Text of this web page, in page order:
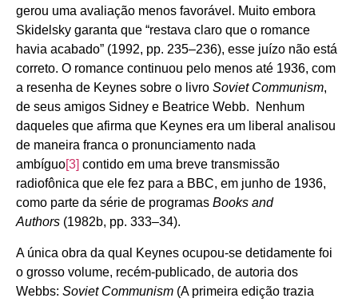
gerou uma avaliação menos favorável. Muito embora
Skidelsky garanta que “restava claro que o romance
havia acabado” (1992, pp. 235–236), esse juízo não está
correto. O romance continuou pelo menos até 1936, com
a resenha de Keynes sobre o livro Soviet Communism,
de seus amigos Sidney e Beatrice Webb. Nenhum
daqueles que afirma que Keynes era um liberal analisou
de maneira franca o pronunciamento nada
ambíguo[3] contido em uma breve transmissão
radiofônica que ele fez para a BBC, em junho de 1936,
como parte da série de programas Books and
Authors (1982b, pp. 333–34).
A única obra da qual Keynes ocupou-se detidamente foi
o grosso volume, recém-publicado, de autoria dos
Webbs: Soviet Communism (A primeira edição trazia